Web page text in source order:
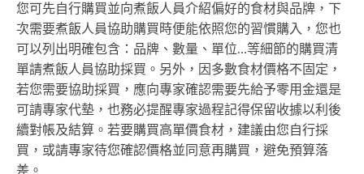
您可先自行購買並向煮飯人員介紹偏好的食材與品牌，下
次需要煮飯人員協助購買時便能依照您的習慣購入，您也
可以列出明確包含：品牌、數量、單位...等細節的購買清
單請煮飯人員協助採買。另外，因多數食材價格不固定，
若您需要協助採買，應向專家確認需要先給予零用金還是
可請專家代墊，也務必提醒專家過程記得保留收據以利後
續對帳及結算。若要購買高單價食材，建議由您自行採
買，或請專家待您確認價格並同意再購買，避免預算落
差。